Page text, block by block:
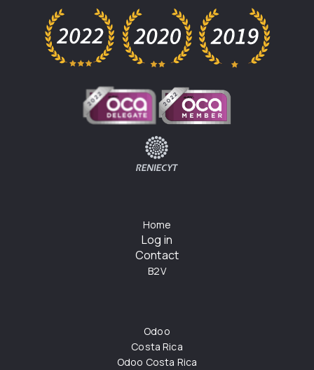
Home
Log in
Contact
B2V
Odoo
Costa Rica
Odoo Costa Rica